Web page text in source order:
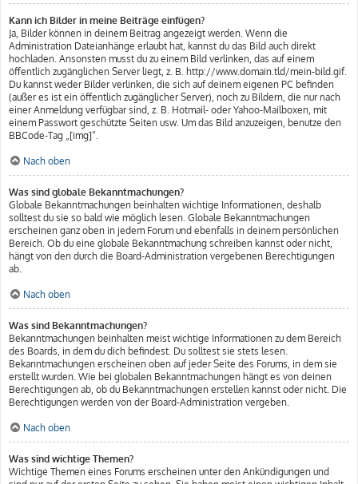
Kann ich Bilder in meine Beiträge einfügen?
Ja, Bilder können in deinem Beitrag angezeigt werden. Wenn die
Administration Dateianhänge erlaubt hat, kannst du das Bild auch direkt
hochladen. Ansonsten musst du zu einem Bild verlinken, das auf einem
öffentlich zugänglichen Server liegt, z. B. http://www.domain.tld/mein-bild.gif.
Du kannst weder Bilder verlinken, die sich auf deinem eigenen PC befinden
(außer es ist ein öffentlich zugänglicher Server), noch zu Bildern, die nur nach
einer Anmeldung verfügbar sind, z. B. Hotmail- oder Yahoo-Mailboxen, mit
einem Passwort geschützte Seiten usw. Um das Bild anzuzeigen, benutze den
BBCode-Tag „[img]“.
Nach oben
Was sind globale Bekanntmachungen?
Globale Bekanntmachungen beinhalten wichtige Informationen, deshalb
solltest du sie so bald wie möglich lesen. Globale Bekanntmachungen
erscheinen ganz oben in jedem Forum und ebenfalls in deinem persönlichen
Bereich. Ob du eine globale Bekanntmachung schreiben kannst oder nicht,
hängt von den durch die Board-Administration vergebenen Berechtigungen
ab.
Nach oben
Was sind Bekanntmachungen?
Bekanntmachungen beinhalten meist wichtige Informationen zu dem Bereich
des Boards, in dem du dich befindest. Du solltest sie stets lesen.
Bekanntmachungen erscheinen oben auf jeder Seite des Forums, in dem sie
erstellt wurden. Wie bei globalen Bekanntmachungen hängt es von deinen
Berechtigungen ab, ob du Bekanntmachungen erstellen kannst oder nicht. Die
Berechtigungen werden von der Board-Administration vergeben.
Nach oben
Was sind wichtige Themen?
Wichtige Themen eines Forums erscheinen unter den Ankündigungen und